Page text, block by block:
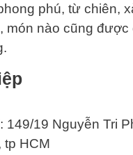
phú, từ chiên,
món nào cũng được
: 149/19 Nguyễn Tri
tp HCM